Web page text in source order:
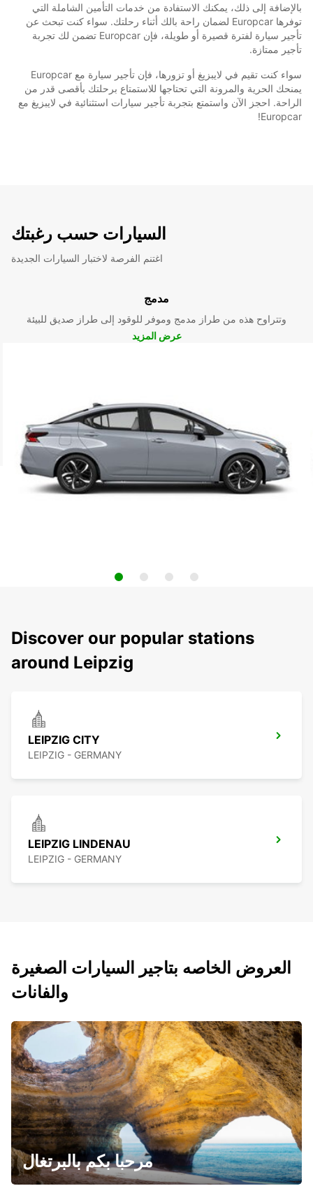
بالإضافة إلى ذلك، يمكنك الاستفادة من خدمات التأمين الشاملة التي
توفرها Europcar لضمان راحة بالك أثناء رحلتك. سواء كنت تبحث عن
تأجير سيارة لفترة قصيرة أو طويلة، فإن Europcar تضمن لك تجربة
تأجير ممتازة.
سواء كنت تقيم في لايبزيغ أو تزورها، فإن تأجير سيارة مع Europcar
يمنحك الحرية والمرونة التي تحتاجها للاستمتاع برحلتك بأقصى قدر من
الراحة. احجز الآن واستمتع بتجربة تأجير سيارات استثنائية في لايبزيغ مع
Europcar!
السيارات حسب رغبتك
اغتنم الفرصة لاختبار السيارات الجديدة
مدمج
وتتراوح هذه من طراز مدمج وموفر للوقود إلى طراز صديق للبيئة
عرض المزيد
Discover our popular stations
around Leipzig
LEIPZIG CITY
LEIPZIG - GERMANY
LEIPZIG LINDENAU
LEIPZIG - GERMANY
العروض الخاصه بتاجير السيارات الصغيرة
والفانات
مرحبا بكم بالبرتغال